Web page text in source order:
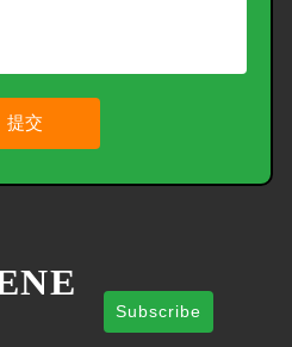
提交
Subscribe